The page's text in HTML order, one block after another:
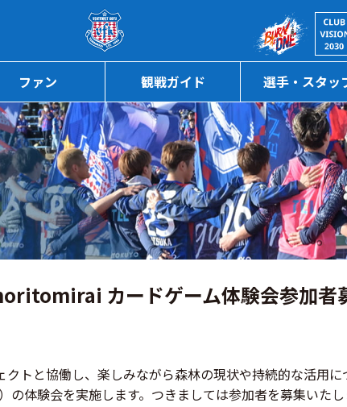
ページの本文へ
ファン 観戦ガイド 選手・スタッ
カードゲーム体験会参加者
トと協働し、楽しみながら森林の現状や持続的な活用
体験会を実施します。つきましては参加者を募集いた